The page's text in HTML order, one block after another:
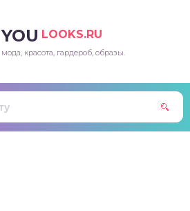
YOU LOOKS.RU
мода, красота, гардероб, образы.